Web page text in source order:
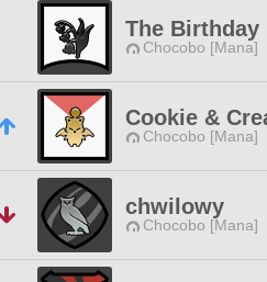
The Birthday
Chocobo [Mana]
Cookie &
Chocobo [Mana]
chwilowy
Chocobo [Mana]